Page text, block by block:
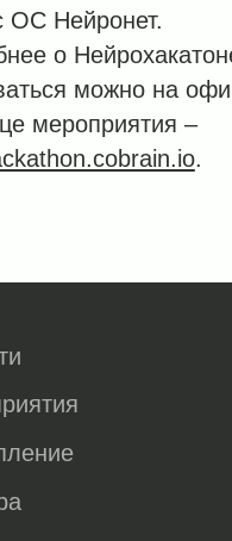
ОС Нейронет.
о
можно на
мероприятия –
.